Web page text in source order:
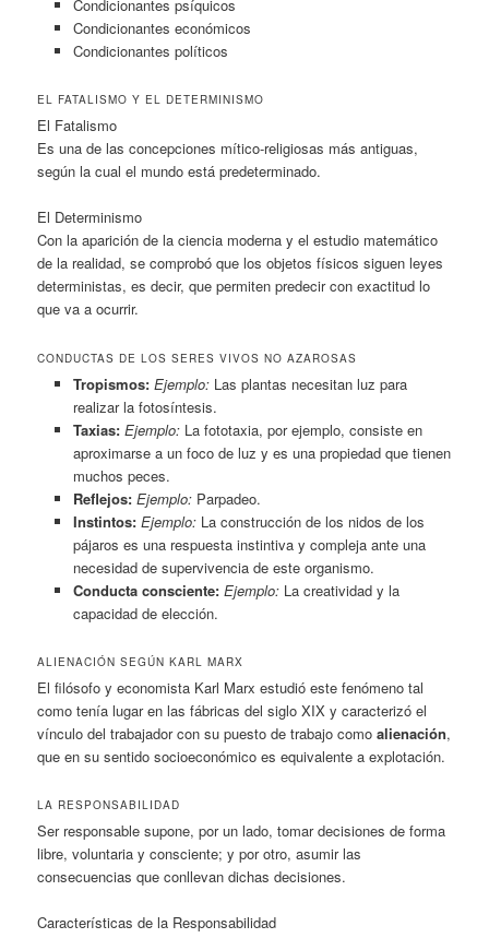
Condicionantes psíquicos
Condicionantes económicos
Condicionantes políticos
EL FATALISMO Y EL DETERMINISMO
El Fatalismo
Es una de las concepciones mítico-religiosas más antiguas,
según la cual el mundo está predeterminado.
El Determinismo
Con la aparición de la ciencia moderna y el estudio matemático
de la realidad, se comprobó que los objetos físicos siguen leyes
deterministas, es decir, que permiten predecir con exactitud lo
que va a ocurrir.
CONDUCTAS DE LOS SERES VIVOS NO AZAROSAS
Tropismos: Ejemplo:Las plantas necesitan luz para
realizar la fotosíntesis.
Taxias: Ejemplo:La fototaxia, por ejemplo, consiste en
aproximarse a un foco de luz y es una propiedad que tienen
muchos peces.
Reflejos: Ejemplo:Parpadeo.
Instintos: Ejemplo:La construcción de los nidos de los
pájaros es una respuesta instintiva y compleja ante una
necesidad de supervivencia de este organismo.
Conducta consciente: Ejemplo:La creatividad y la
capacidad de elección.
ALIENACIÓN SEGÚN KARL MARX
El filósofo y economista Karl Marx estudió este fenómeno tal
como tenía lugar en las fábricas del siglo XIX y caracterizó el
vínculo del trabajador con su puesto de trabajo comoalienación,
que en su sentido socioeconómico es equivalente a explotación.
LA RESPONSABILIDAD
Ser responsable supone, por un lado, tomar decisiones de forma
libre, voluntaria y consciente; y por otro, asumir las
consecuencias que conllevan dichas decisiones.
Características de la Responsabilidad